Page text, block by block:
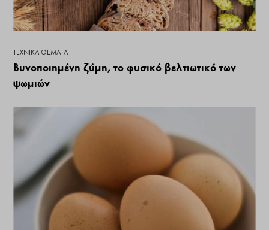
ΤΕΧΝΙΚΆ ΘΈΜΑΤΑ
Βυνοποιημένη ζύμη, το φυσικό βελτιωτικό των
ψωμιών